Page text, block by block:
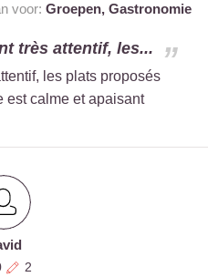
voor: Groepen, Gastronomie
très attentif, les...
les plats proposés
est calme et apaisant
2